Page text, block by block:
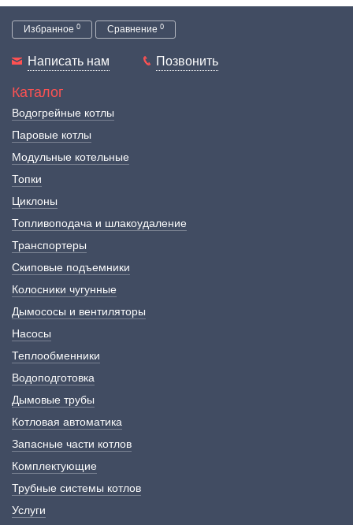
Избранное 0 Сравнение 0
Написать нам Позвонить
Каталог
Водогрейные котлы
Паровые котлы
Модульные котельные
Топки
Циклоны
Топливоподача и шлакоудаление
Транспортеры
Скиповые подъемники
Колосники чугунные
Дымососы и вентиляторы
Насосы
Теплообменники
Водоподготовка
Дымовые трубы
Котловая автоматика
Запасные части котлов
Комплектующие
Трубные системы котлов
Услуги